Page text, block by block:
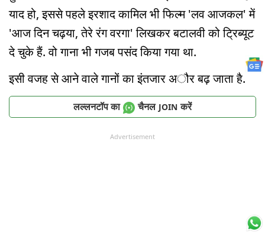
याद हो, इससे पहले इरशाद कामिल भी फिल्म 'लव आजकल' में
'आज दिन चढ़या, तेरे रंग वरगा' लिखकर बटालवी को ट्रिब्यूट
दे चुके हैं. वो गाना भी गजब पसंद किया गया था.
इसी वजह से आने वाले गानों का इंतजार अौर बढ़ जाता है.
लल्लनटॉप का चैनल JOIN करें
Advertisement